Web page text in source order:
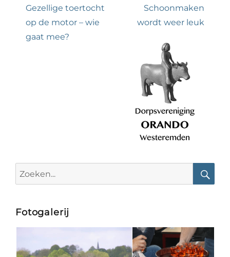
navigatie
Previous
post:
Gezellige toertocht
op de motor – wie
gaat mee?
Next
post:
Schoonmaken
wordt weer leuk
for:
Fotogalerij